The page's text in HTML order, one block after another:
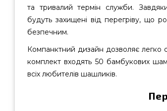
та тривалий термін служби.
будуть захищені від перегріву, що
безпечним.
Компанктний дизайн дозволяє легко
комплект входять 50 бамбукових
всіх любителів шашликів.